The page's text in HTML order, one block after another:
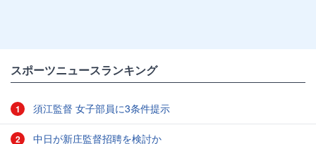
スポーツニュースランキング
1 須江監督 女子部員に3条件提示
2 中日が新庄監督招聘を検討か